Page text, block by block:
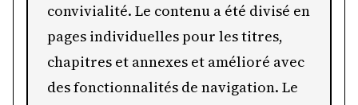
convivialité. Le contenu a été divisé en
pages individuelles pour les titres,
chapitres et annexes et amélioré avec
des fonctionnalités de navigation. Le